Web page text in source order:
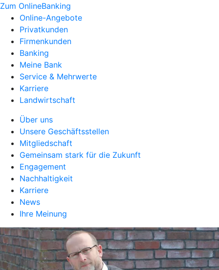
Zum OnlineBanking
Online-Angebote
Privatkunden
Firmenkunden
Banking
Meine Bank
Service & Mehrwerte
Karriere
Landwirtschaft
Über uns
Unsere Geschäftsstellen
Mitgliedschaft
Gemeinsam stark für die Zukunft
Engagement
Nachhaltigkeit
Karriere
News
Ihre Meinung